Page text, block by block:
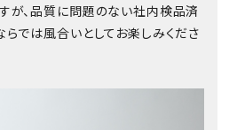
が、品質に問題のない社内検品済
では風合いとしてお楽しみくださ